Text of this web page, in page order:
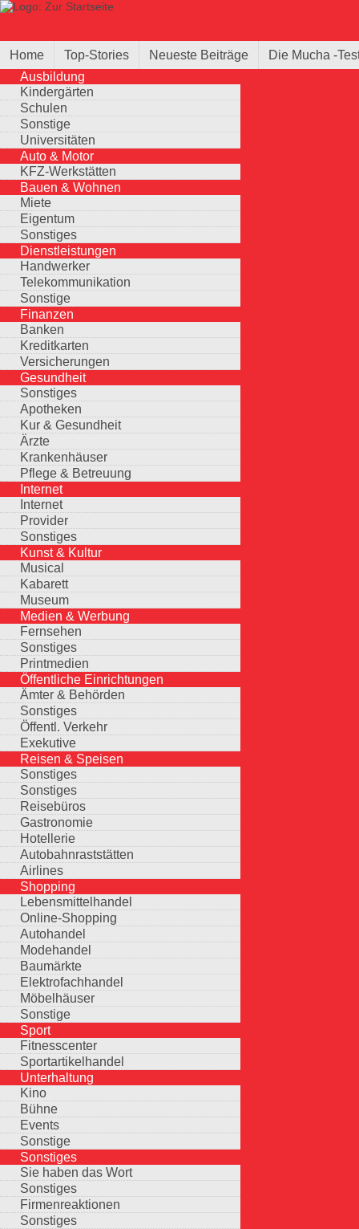
Direkt zum Inhalt
Home Top-Stories Neueste Beiträge
Die Mucha -
Ausbildung
Kindergärten
Schulen
Sonstige
Universitäten
Auto & Motor
KFZ-Werkstätten
Bauen & Wohnen
Miete
Eigentum
Sonstiges
Dienstleistungen
Handwerker
Telekommunikation
Sonstige
Finanzen
Banken
Kreditkarten
Versicherungen
Gesundheit
Sonstiges
Apotheken
Kur & Gesundheit
Ärzte
Krankenhäuser
Pflege & Betreuung
Internet
Internet
Provider
Sonstiges
Kunst & Kultur
Musical
Kabarett
Museum
Medien & Werbung
Fernsehen
Sonstiges
Printmedien
Öffentliche Einrichtungen
Ämter & Behörden
Sonstiges
Öffentl. Verkehr
Exekutive
Reisen & Speisen
Sonstiges
Sonstiges
Reisebüros
Gastronomie
Hotellerie
Autobahnraststätten
Airlines
Shopping
Lebensmittelhandel
Online-Shopping
Autohandel
Modehandel
Baumärkte
Elektrofachhandel
Möbelhäuser
Sonstige
Sport
Fitnesscenter
Sportartikelhandel
Unterhaltung
Kino
Bühne
Events
Sonstige
Sonstiges
Sie haben das Wort
Sonstiges
Firmenreaktionen
Sonstiges